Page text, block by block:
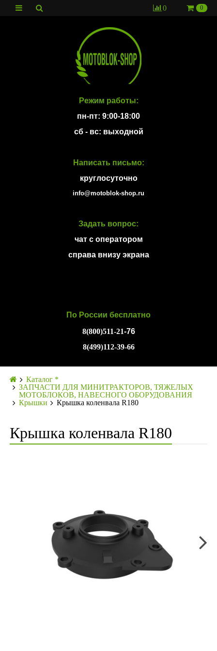
0 0
Режим работы:
пн-пт: 9:00-18:00
сб - вс: выходной
Написать письмо:
круглосуточно
info@motoblok-shop.ru
Задать вопрос:
чат с оператором
справа внизу экрана
По России бесплатно
8(800)511-21-76
8(499)112-39-66
Каталог *
ЗАПЧАСТИ ДЛЯ МИНИТРАКТОРОВ, ТЯЖЕЛЫХ
МОТОБЛОКОВ, НАВЕСНОГО ОБОРУДОВАНИЯ
Крышки
Крышка коленвала R180
Крышка коленвала R180